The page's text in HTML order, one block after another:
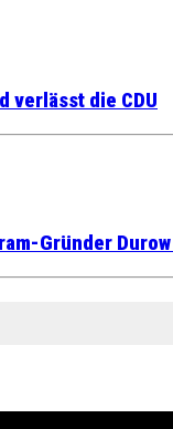
verlässt die CDU
Gründer